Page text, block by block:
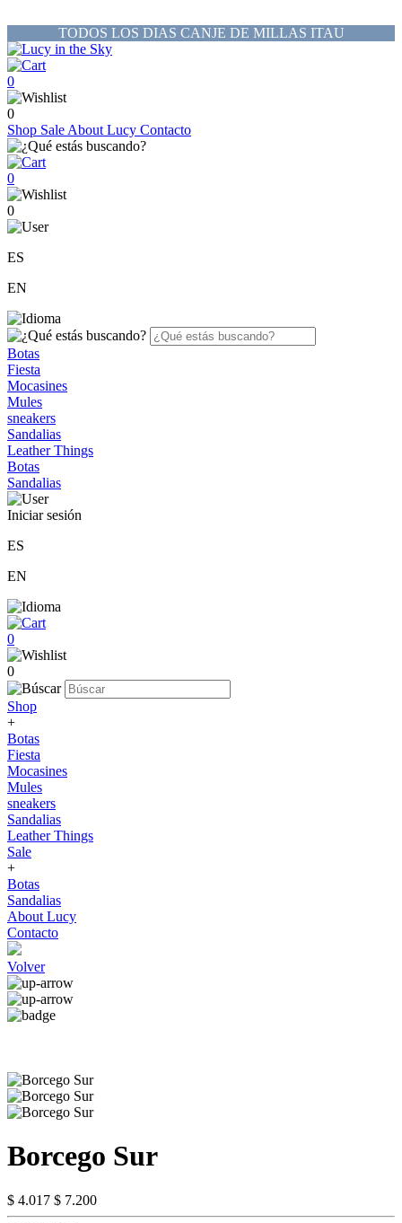
TODOS LOS DIAS CANJE DE MILLAS ITAU
0
0
Shop Sale About Lucy Contacto
0
0
ES
EN
Botas
Fiesta
Mocasines
Mules
sneakers
Sandalias
Leather Things
Botas
Sandalias
Iniciar sesión
ES
EN
0
0
Shop
+
Botas
Fiesta
Mocasines
Mules
sneakers
Sandalias
Leather Things
Sale
+
Botas
Sandalias
About Lucy
Contacto
Volver
Borcego Sur
$ 4.017 $ 7.200